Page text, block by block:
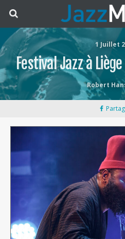
1 Juillet
Festival Jazz à
Robert